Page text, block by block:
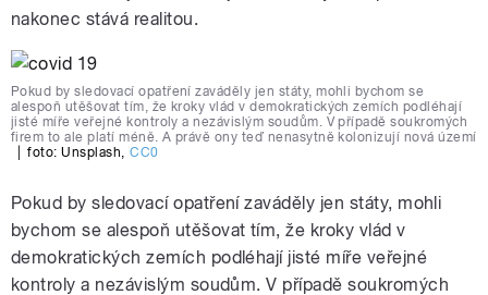
nakonec stává realitou.
Pokud by sledovací opatření zaváděly jen státy, mohli bychom se
alespoň utěšovat tím, že kroky vlád v demokratických zemích podléhají
jisté míře veřejné kontroly a nezávislým soudům. V případě soukromých
firem to ale platí méně. A právě ony teď nenasytně kolonizují nová území
foto:Unsplash,CC0
Pokud by sledovací opatření zaváděly jen státy, mohli
bychom se alespoň utěšovat tím, že kroky vlád v
demokratických zemích podléhají jisté míře veřejné
kontroly a nezávislým soudům. V případě soukromých